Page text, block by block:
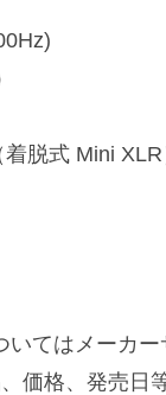
脱式 Mini
てはメーカー
価格、発売日